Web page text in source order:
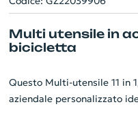
Multi utensile in
bicicletta
Questo Multi-utensile 11 in
aziendale personalizzato